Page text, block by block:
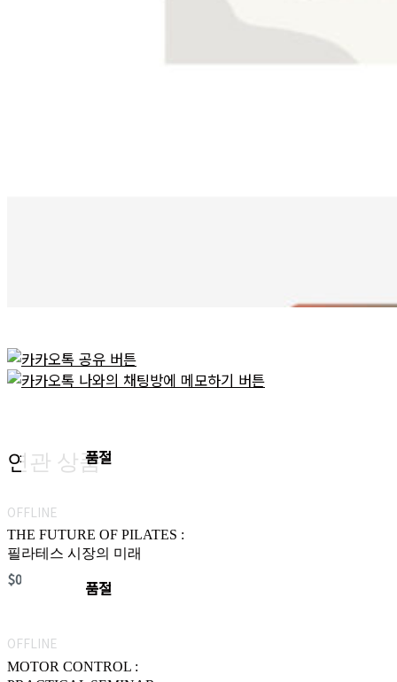
연관 상품
품절
OFFLINE
THE FUTURE OF PILATES :
필라테스 시장의 미래
$0 품절
OFFLINE
MOTOR CONTROL :